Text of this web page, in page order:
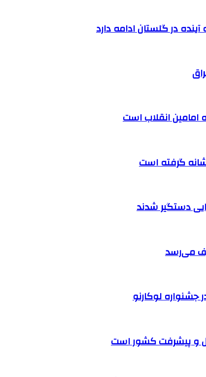
در گلستان ادامه دارد
امامین انقلاب است
گرفته است
دستگیر شدند
می‌رسد
جشنواره لوکارنو
و پیشرفت کشور است